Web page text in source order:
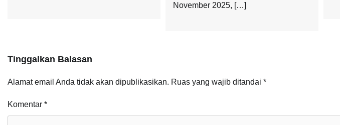
November 2025, […]
Tinggalkan Balasan
Alamat email Anda tidak akan dipublikasikan. Ruas yang wajib ditandai *
Komentar *